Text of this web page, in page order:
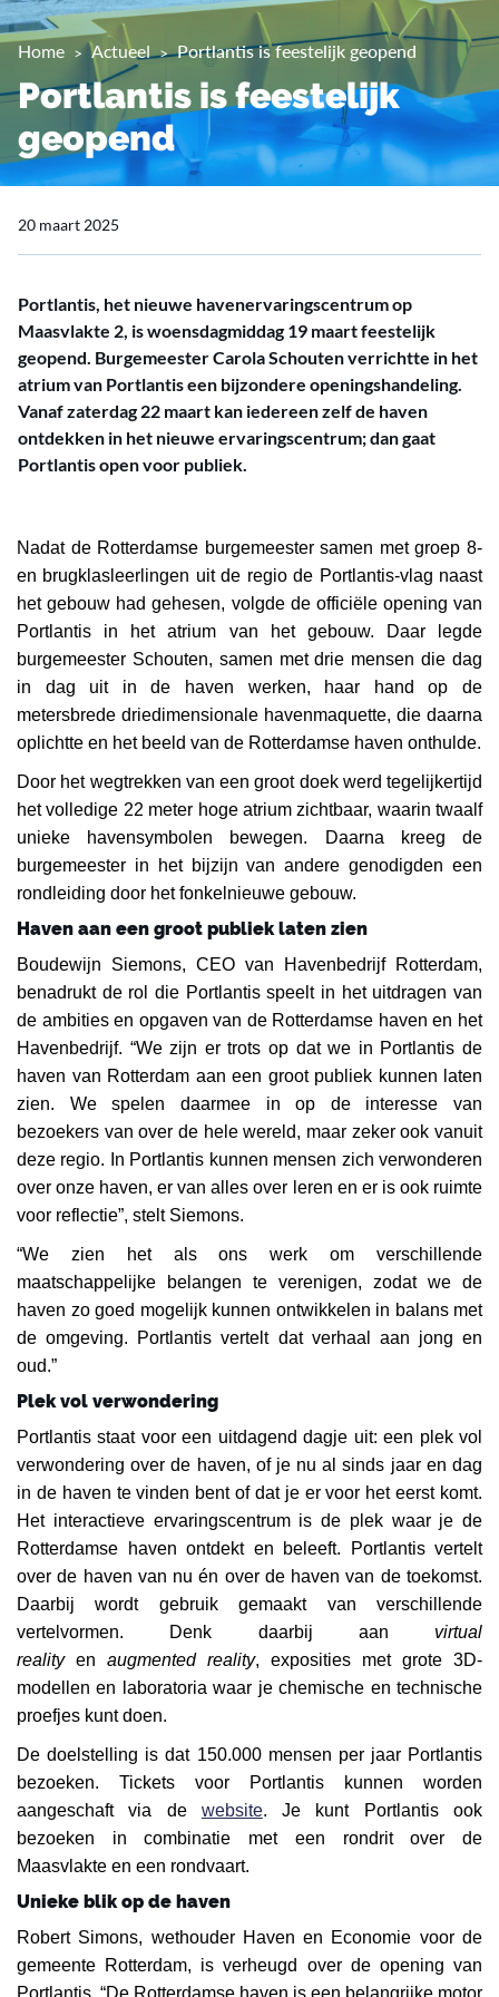
Home Actueel Portlantis is feestelijk geopend
Portlantis is feestelijk
geopend
20 maart 2025
Portlantis, het nieuwe havenervaringscentrum op
Maasvlakte 2, is woensdagmiddag 19 maart feestelijk
geopend. Burgemeester Carola Schouten verrichtte in het
atrium van Portlantis een bijzondere openingshandeling.
Vanaf zaterdag 22 maart kan iedereen zelf de haven
ontdekken in het nieuwe ervaringscentrum; dan gaat
Portlantis open voor publiek.
Nadat de Rotterdamse burgemeester samen met groep 8-
en brugklasleerlingen uit de regio de Portlantis-vlag naast
het gebouw had gehesen, volgde de officiële opening van
Portlantis in het atrium van het gebouw. Daar legde
burgemeester Schouten, samen met drie mensen die dag
in dag uit in de haven werken, haar hand op de
metersbrede driedimensionale havenmaquette, die daarna
oplichtte en het beeld van de Rotterdamse haven onthulde.
Door het wegtrekken van een groot doek werd tegelijkertijd
het volledige 22 meter hoge atrium zichtbaar, waarin twaalf
unieke havensymbolen bewegen. Daarna kreeg de
burgemeester in het bijzijn van andere genodigden een
rondleiding door het fonkelnieuwe gebouw.
Haven aan een groot publiek laten zien
Boudewijn Siemons, CEO van Havenbedrijf Rotterdam,
benadrukt de rol die Portlantis speelt in het uitdragen van
de ambities en opgaven van de Rotterdamse haven en het
Havenbedrijf. “We zijn er trots op dat we in Portlantis de
haven van Rotterdam aan een groot publiek kunnen laten
zien. We spelen daarmee in op de interesse van
bezoekers van over de hele wereld, maar zeker ook vanuit
deze regio. In Portlantis kunnen mensen zich verwonderen
over onze haven, er van alles over leren en er is ook ruimte
voor reflectie”, stelt Siemons.
“We zien het als ons werk om verschillende
maatschappelijke belangen te verenigen, zodat we de
haven zo goed mogelijk kunnen ontwikkelen in balans met
de omgeving. Portlantis vertelt dat verhaal aan jong en
oud.”
Plek vol verwondering
Portlantis staat voor een uitdagend dagje uit: een plek vol
verwondering over de haven, of je nu al sinds jaar en dag
in de haven te vinden bent of dat je er voor het eerst komt.
Het interactieve ervaringscentrum is de plek waar je de
Rotterdamse haven ontdekt en beleeft. Portlantis vertelt
over de haven van nu én over de haven van de toekomst.
Daarbij wordt gebruik gemaakt van verschillende
vertelvormen. Denk daarbij aan virtual
realityen augmented reality, exposities met grote 3D-
modellen en laboratoria waar je chemische en technische
proefjes kunt doen.
De doelstelling is dat 150.000 mensen per jaar Portlantis
bezoeken. Tickets voor Portlantis kunnen worden
aangeschaft via de website. Je kunt Portlantis ook
bezoeken in combinatie met een rondrit over de
Maasvlakte en een rondvaart.
Unieke blik op de haven
Robert Simons, wethouder Haven en Economie voor de
gemeente Rotterdam, is verheugd over de opening van
Portlantis. “De Rotterdamse haven is een belangrijke motor